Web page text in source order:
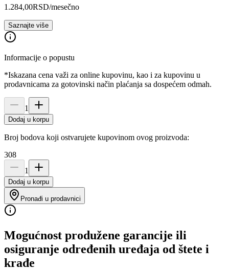
1.284,00RSD/mesečno
Saznajte više
Informacije o popustu
*Iskazana cena važi za online kupovinu, kao i za kupovinu u
prodavnicama za gotovinski način plaćanja sa dospećem odmah.
1
Dodaj u korpu
Broj bodova koji ostvarujete kupovinom ovog proizvoda:
308
1
Dodaj u korpu
Pronađi u prodavnici
Mogućnost produžene garancije ili
osiguranje određenih uređaja od štete i
krađe